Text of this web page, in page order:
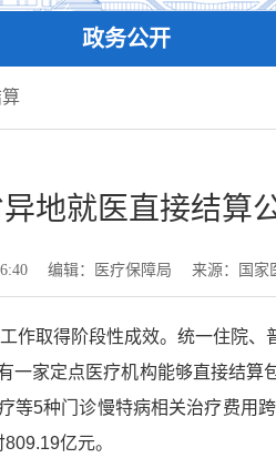
政务公开
地就医直接结算
编辑：医疗保障局 来源：国家
作取得阶段性成效。统一住院
一家定点医疗机构能够直接结
等5种门诊慢特病相关治疗费用
亿元。